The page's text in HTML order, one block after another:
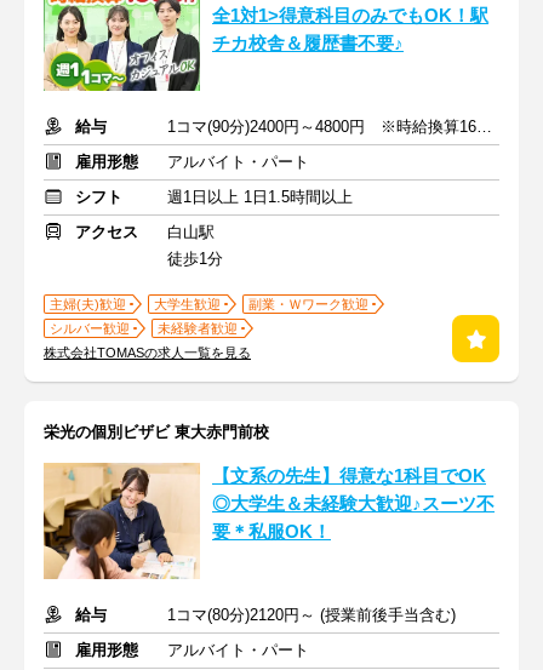
全1対1>得意科目のみでもOK！駅
チカ校舎＆履歴書不要♪
給与
1コマ(90分)2400円～4800円 ※時給換算1600円～3200円
雇用形態
アルバイト・パート
シフト
週1日以上 1日1.5時間以上
アクセス
白山駅
徒歩1分
主婦(夫)歓迎 大学生歓迎
副業・Ｗワーク歓迎
シルバー歓迎
未経験者歓迎
株式会社TOMASの求人一覧を見る
栄光の個別ビザビ 東大赤門前校
【文系の先生】得意な1科目でOK
◎大学生＆未経験大歓迎♪スーツ不
要＊私服OK！
給与
1コマ(80分)2120円～ (授業前後手当含む)
雇用形態
アルバイト・パート